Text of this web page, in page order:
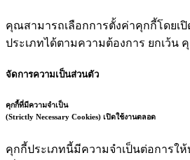
คุณสามารถเลือกการตั้งค่าคุกกี้โดยเ
ประเภทได้ตามความต้องการ ยกเว้น
จัดการความเป็นส่วนตัว
คุกกี้ที่มีความจำเป็น
(Strictly Necessary Cookies) เปิดใช้งานตลอด
คุกกี้ประเภทนี้มีความจำเป็นต่อการให้